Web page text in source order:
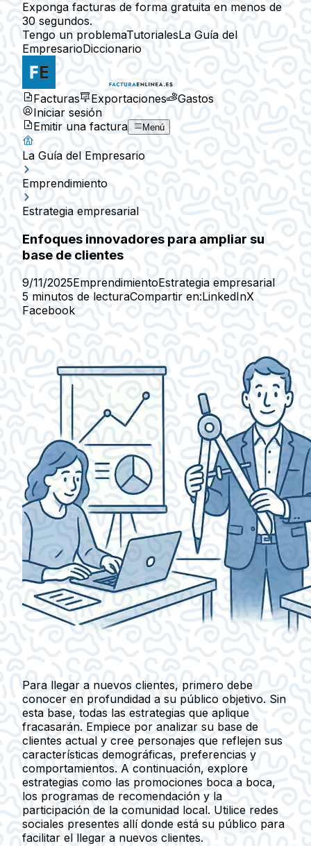
Exponga facturas de forma gratuita en menos de
30 segundos.
Tengo un problemaTutorialesLa Guía del
EmpresarioDiccionario
Facturas Exportaciones
Gastos
Iniciar sesión
Emitir una factura
Menú
La Guía del Empresario
Emprendimiento
Estrategia empresarial
Enfoques innovadores para ampliar su
base de clientes
9/11/2025EmprendimientoEstrategia empresarial
5 minutos de lecturaCompartir en:LinkedInX
Facebook
Para llegar a nuevos clientes, primero debe
conocer en profundidad a su público objetivo. Sin
esta base, todas las estrategias que aplique
fracasarán. Empiece por analizar su base de
clientes actual y cree personajes que reflejen sus
características demográficas, preferencias y
comportamientos. A continuación, explore
estrategias como las promociones boca a boca,
los programas de recomendación y la
participación de la comunidad local. Utilice redes
sociales presentes allí donde está su público para
facilitar el llegar a nuevos clientes.